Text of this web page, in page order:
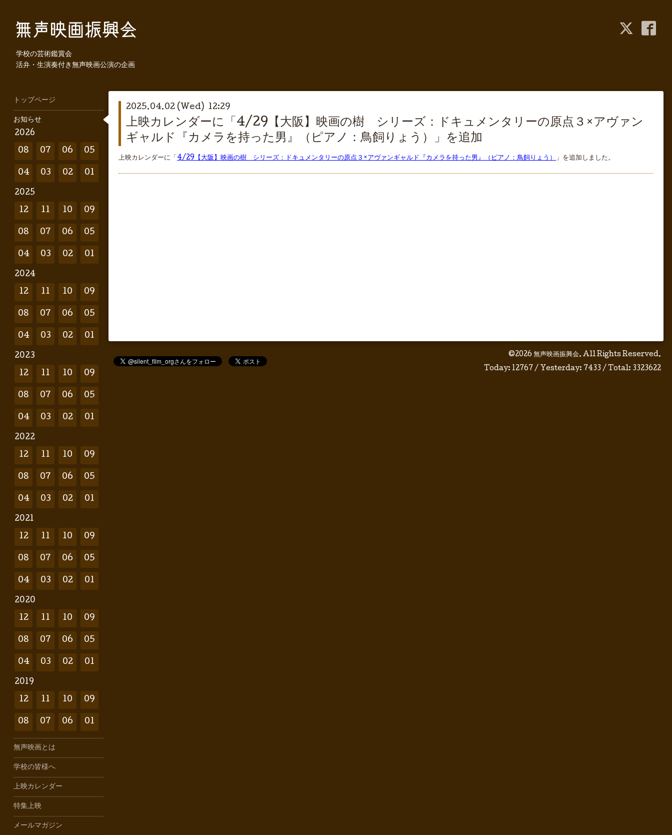
学校の芸術鑑賞会
活弁・生演奏付き無声映画公演の企画
2025.04.02 (Wed) 12:29
上映カレンダーに「4/29【大阪】映画の樹 シリーズ：ドキュメンタリーの原点３×アヴァン
ギャルド『カメラを持った男』（ピアノ：鳥飼りょう）」を追加
上映カレンダーに「 4/29【大阪】映画の樹 シリーズ：ドキュメンタリーの原点３×アヴァンギャルド『カメラを持った男』（ピアノ：鳥飼りょう） 」を追加しました。
©2026 無声映画振興会. All Rights Reserved.
Today: 12767 / Yesterday: 7433 / Total: 3323622
トップページ
お知らせ
2026
08 07 06 05
04 03 02 01
2025
12 11 10 09
08 07 06 05
04 03 02 01
2024
12 11 10 09
08 07 06 05
04 03 02 01
2023
12 11 10 09
08 07 06 05
04 03 02 01
2022
12 11 10 09
08 07 06 05
04 03 02 01
2021
12 11 10 09
08 07 06 05
04 03 02 01
2020
12 11 10 09
08 07 06 05
04 03 02 01
2019
12 11 10 09
08 07 06 01
無声映画とは
学校の皆様へ
上映カレンダー
特集上映
メールマガジン